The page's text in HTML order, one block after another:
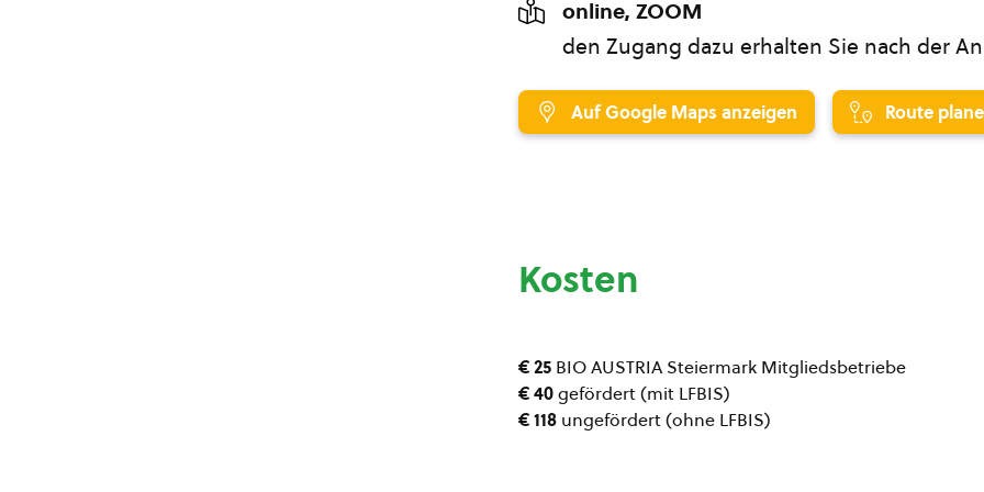
online, ZOOM
den Zugang dazu erhalten Sie nach der
Auf Google Maps anzeigen Route
Kosten
€ 25 BIO AUSTRIA Steiermark Mitgliedsbetriebe
€ 40gefördert (mit LFBIS)
€ 118 ungefördert (ohne LFBIS)